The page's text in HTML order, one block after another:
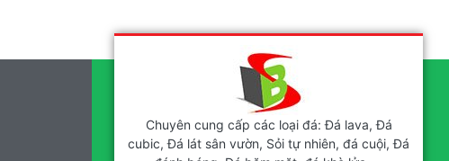
Chuyên cung cấp các loại đá: Đá lava, Đá
cubic, Đá lát sân vườn, Sỏi tự nhiên, đá cuội, Đá